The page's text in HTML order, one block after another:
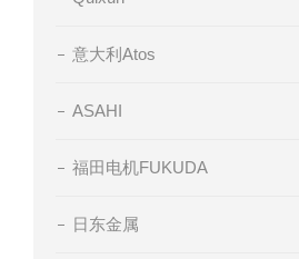
意大利Atos
ASAHI
福田电机FUKUDA
日东金属